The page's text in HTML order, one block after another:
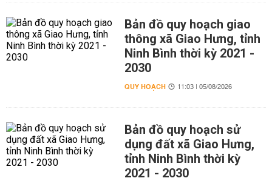
Bản đồ quy hoạch giao
thông xã Giao Hưng, tỉnh
Ninh Bình thời kỳ 2021 -
2030
QUY HOẠCH 11:03 | 05/08/2026
Bản đồ quy hoạch sử
dụng đất xã Giao Hưng,
tỉnh Ninh Bình thời kỳ
2021 - 2030